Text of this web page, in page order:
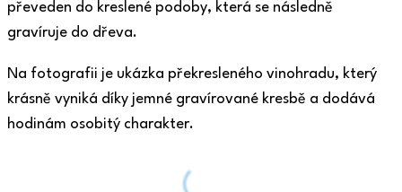
převeden do kreslené podoby, která se následně
gravíruje do dřeva.
Na fotografii je ukázka překresleného vinohradu, který
krásně vyniká díky jemné gravírované kresbě a dodává
hodinám osobitý charakter.